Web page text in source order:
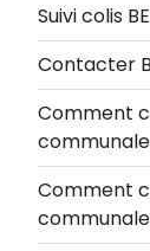
Suivi colis
Contacter
Comment
communale
Comment
communale